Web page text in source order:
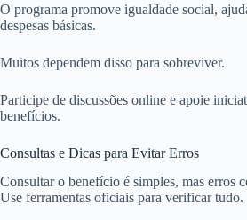
O programa promove igualdade social,
despesas básicas.
Muitos dependem disso para sobreviver.
Participe de discussões online e apoie
benefícios.
Consultas e Dicas para Evitar Erros
Consultar o benefício é simples, mas erros
Use ferramentas oficiais para verificar tudo.